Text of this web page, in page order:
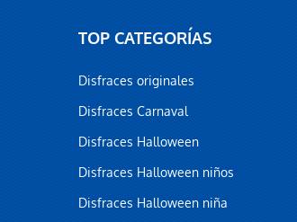
TOP CATEGORÍAS
Disfraces originales
Disfraces Carnaval
Disfraces Halloween
Disfraces Halloween niños
Disfraces Halloween niña